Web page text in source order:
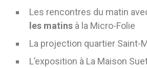
Les rencontres du matin
les matins à la Micro-Folie
La projection quartier Saint-
L’exposition à La Maison